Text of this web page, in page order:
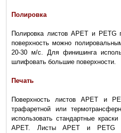
Полировка
Полировка листов APET и PETG
поверхность можно
20-30 м/с. Для финишинга
шлифовать большие поверхности.
Печать
Поверхность листов APET и
трафаретной или
использовать стандартные
APET. Листы APET и PETG